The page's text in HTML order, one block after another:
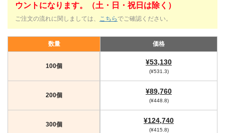
ウントになります。（土・日・祝日は除く）
ご注文の流れに関しましては、 こちら でご確認ください。
数量 価格
100個 ¥53,130
(¥531.3)
200個 ¥89,760
(¥448.8)
300個 ¥124,740
(¥415.8)